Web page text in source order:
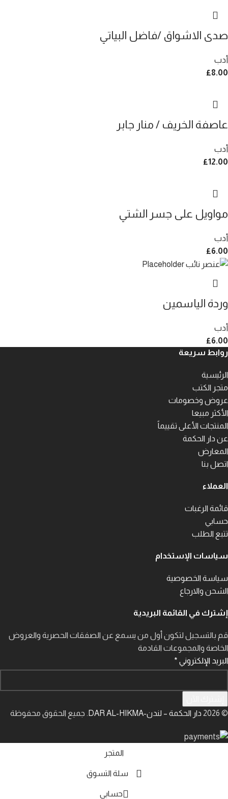
صدى الاشواق /فاضل البياتي
أدب
£8.00
عاصفة الخريف / منار جابر
أدب
£12.00
مواويل على جسر الشتي
أدب
£6.00
وردة الياسمين
أدب
£6.00
روابط سريعة
الرئيسية
متجر الكتب
عروض وخصومات
الأكثر مبيعا
المنتجات الأعلى تقييماً
عن دار الحكمة
المعارض
اتصل بنا
العملاء
قائمة الرغبات
حسابي
تتبع الطلب
سياسات الإستخدام
سياسة الخصوصية
الشحن والارجاع
إشترك في القائمة البريدية
قم بالتسجيل لتكون أول من يسمع عن الصفقات الحصرية والعروض
الخاصة والمجموعات القادمة
البريد الإلكتروني *
© 2026
دار الحكمة – لندن-DAR AL-HIKMA . جميع الحقوق محفوظة
المتجر
سلة التسوق
حسابي